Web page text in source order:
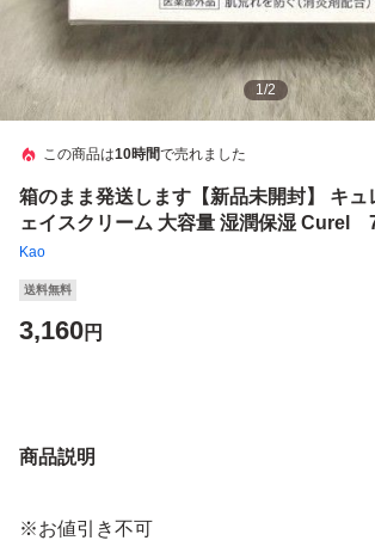
1/2
この商品は10時間で売れました
箱のまま発送します【新品未開封】 キュ
ェイスクリーム 大容量 湿潤保湿 Curel
Kao
送料無料
3,160円
商品説明
※お値引き不可